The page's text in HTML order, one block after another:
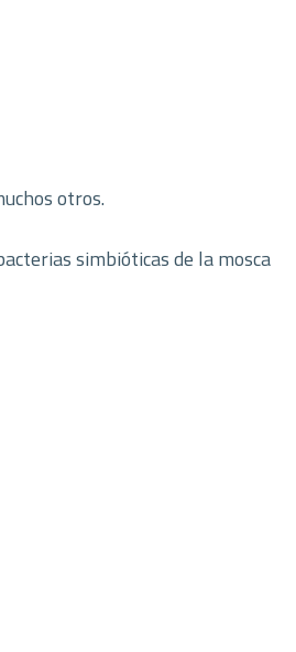
otros.
simbióticas de la mosca